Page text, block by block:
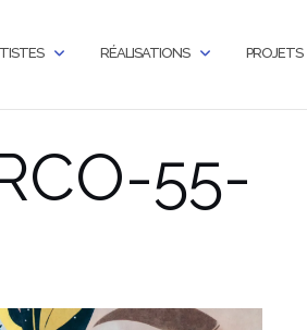
RÉALISATIONS PROJETS
55-